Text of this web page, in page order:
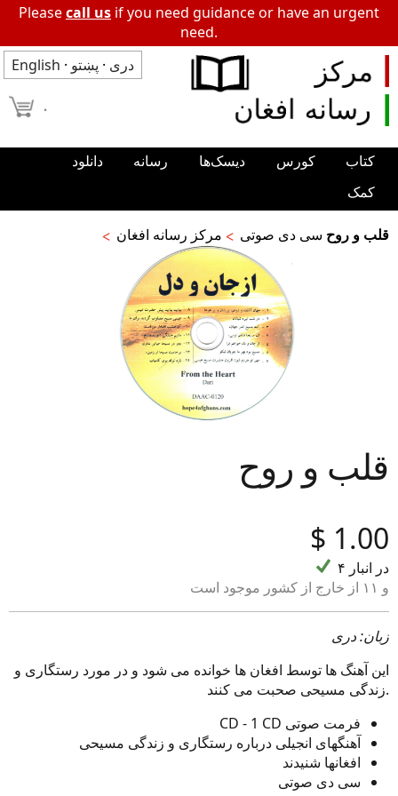
Pleasecall us if you need guidance or have an urgent
need.
English · دری · پښتو
۰
کتاب کورس دیسک‌ها رسانه
دانلود
کمک
مرکز رسانه افغان سی دی صوتی قلب و روح
قلب و روح
‎$ 1.00
۴ در انبار
و ۱۱ از خارج از کشور موجود است
زبان: دری
این آهنگ ها توسط افغان ها خوانده می شود و در مورد رستگاری و
زندگی مسیحی صحبت می کنند.
فرمت صوتی CD - 1 CD
آهنگهای انجیلی درباره رستگاری و زندگی مسیحی
افغانها شنیدند
سی دی صوتی